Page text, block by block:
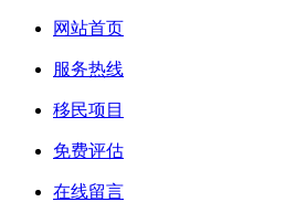
网站首页
服务热线
移民项目
免费评估
在线留言